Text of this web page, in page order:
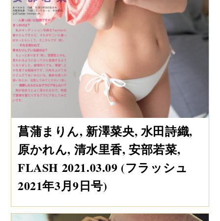
菖蒲まりん, 新澤菜央, 水田詩織,
原かれん, 清水里香, 安部若菜,
FLASH 2021.03.09 (フラッシュ
2021年3月9日号)